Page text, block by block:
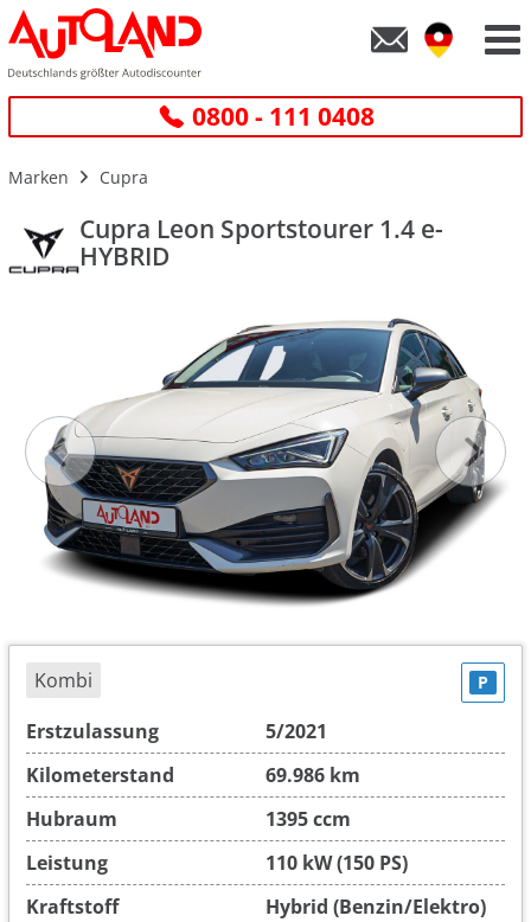
0800 - 111 0408
Marken Cupra
Cupra Leon Sportstourer 1.4 e-
HYBRID
Kombi P
Erstzulassung
5/2021
Kilometerstand
69.986 km
Hubraum
1395 ccm
Leistung
110 kW (150 PS)
Kraftstoff
Hybrid (Benzin/Elektro)